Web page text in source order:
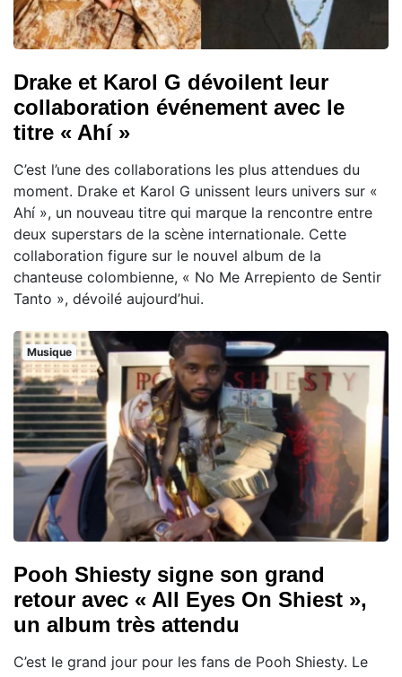
Drake et Karol G dévoilent leur
collaboration événement avec le
titre « Ahí »
C’est l’une des collaborations les plus attendues du
moment. Drake et Karol G unissent leurs univers sur «
Ahí », un nouveau titre qui marque la rencontre entre
deux superstars de la scène internationale. Cette
collaboration figure sur le nouvel album de la
chanteuse colombienne, « No Me Arrepiento de Sentir
Tanto », dévoilé aujourd’hui.
Musique
Pooh Shiesty signe son grand
retour avec « All Eyes On Shiest »,
un album très attendu
C’est le grand jour pour les fans de Pooh Shiesty. Le